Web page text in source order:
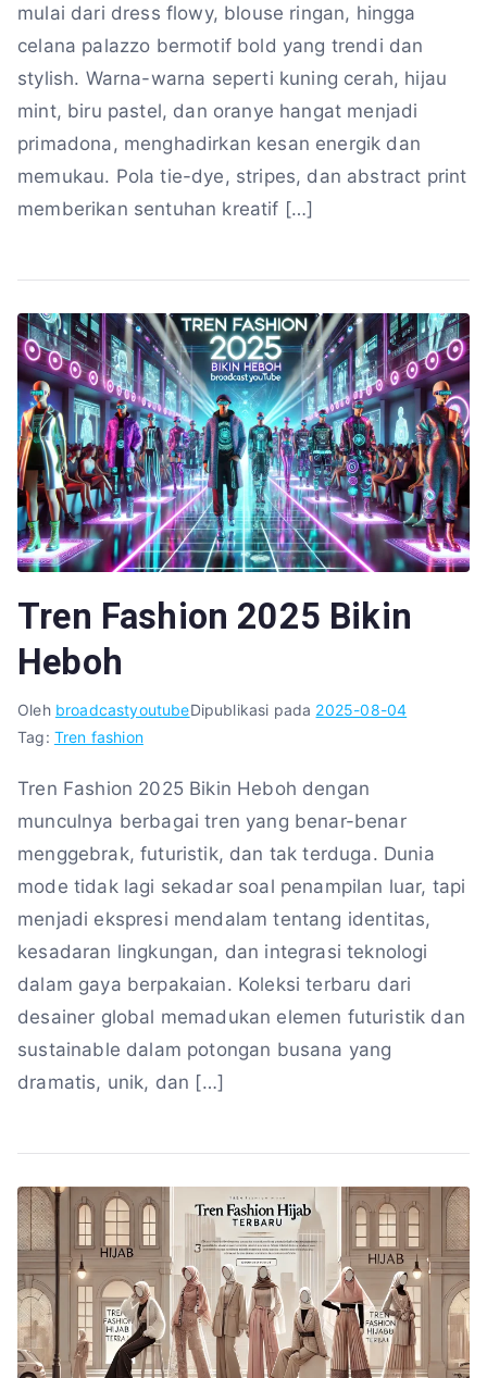
mulai dari dress flowy, blouse ringan, hingga
celana palazzo bermotif bold yang trendi dan
stylish. Warna-warna seperti kuning cerah, hijau
mint, biru pastel, dan oranye hangat menjadi
primadona, menghadirkan kesan energik dan
memukau. Pola tie-dye, stripes, dan abstract print
memberikan sentuhan kreatif […]
Tren Fashion 2025 Bikin
Heboh
Oleh broadcastyoutubeDipublikasi pada 2025-08-04
Tag: Tren fashion
Tren Fashion 2025 Bikin Heboh dengan
munculnya berbagai tren yang benar-benar
menggebrak, futuristik, dan tak terduga. Dunia
mode tidak lagi sekadar soal penampilan luar, tapi
menjadi ekspresi mendalam tentang identitas,
kesadaran lingkungan, dan integrasi teknologi
dalam gaya berpakaian. Koleksi terbaru dari
desainer global memadukan elemen futuristik dan
sustainable dalam potongan busana yang
dramatis, unik, dan […]